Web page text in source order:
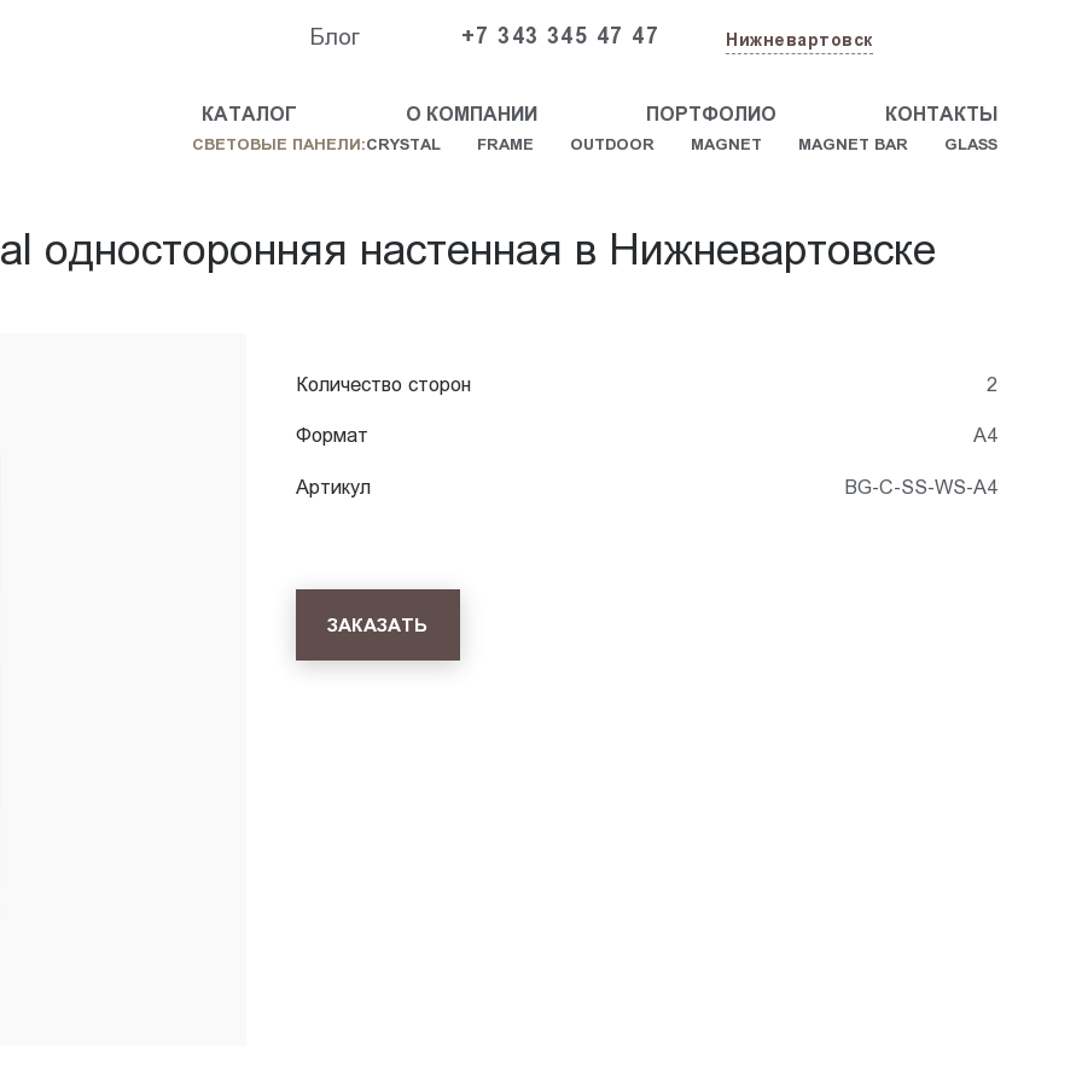
Блог +7 343 345 47 47 Нижневартовск
КАТАЛОГ О КОМПАНИИ ПОРТФОЛИО КОНТАКТЫ
СВЕТОВЫЕ ПАНЕЛИ:CRYSTAL FRAME OUTDOOR MAGNET MAGNET BAR GLASS
односторонняя настенная в Нижневартовске
Количество сторон 2
Формат А4
Артикул BG-C-SS-WS-A4
ЗАКАЗАТЬ